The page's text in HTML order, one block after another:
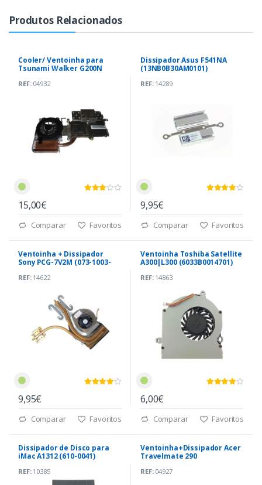
Produtos Relacionados
Cooler/ Ventoinha para
Tsunami Walker G200N
REF:04932
15,00€
Comparar Favoritos
Dissipador Asus F541NA
(13NB0B30AM0101)
REF:14289
9,95€
Comparar Favoritos
Ventoinha + Dissipador
Sony PCG-7V2M (073-1003-
REF:14622
9,95€
Comparar Favoritos
Ventoinha Toshiba Satellite
A300|L300 (6033B0014701)
REF:14863
6,00€
Comparar Favoritos
Dissipador de Disco para
iMac A1312 (610-0041)
REF:10385
Ventoinha+Dissipador Acer
Travelmate 290
REF:04927